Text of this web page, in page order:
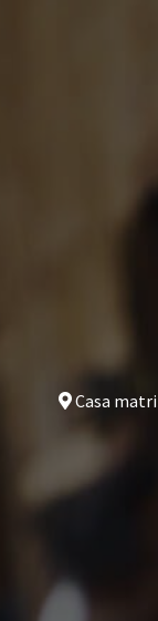
Casa